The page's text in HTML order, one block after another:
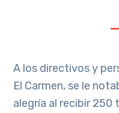
A los directivos y
El Carmen, se le
alegría al recibir